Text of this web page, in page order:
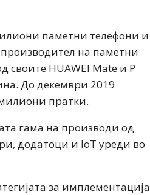
паметни телефони и
производител на паметни
своите HUAWEI Mate и P
До декември 2019
пратки.
гама на производи од
додатоци и IoT уреди во
за имплементација